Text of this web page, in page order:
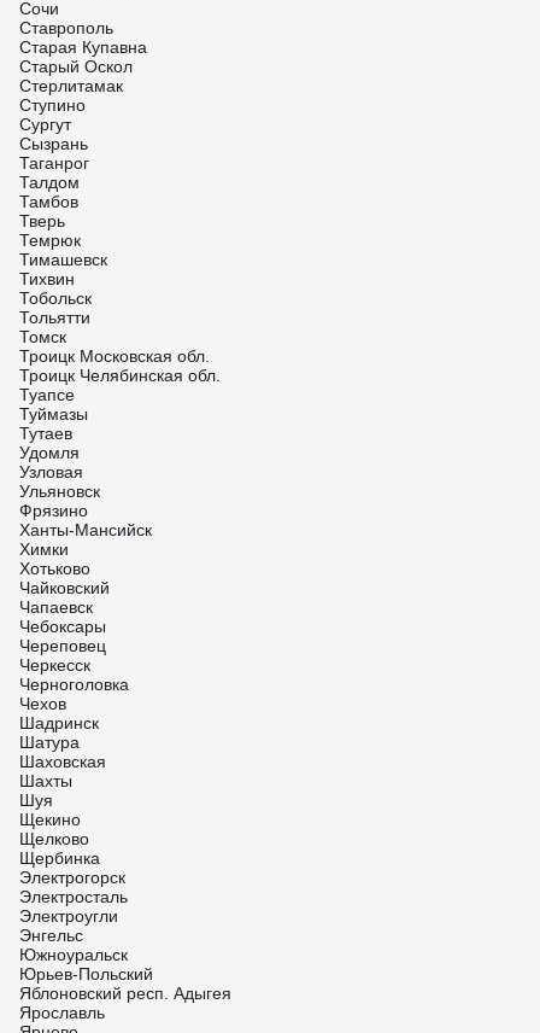
Сочи
Ставрополь
Старая Купавна
Старый Оскол
Стерлитамак
Ступино
Сургут
Сызрань
Таганрог
Талдом
Тамбов
Тверь
Темрюк
Тимашевск
Тихвин
Тобольск
Тольятти
Томск
Троицк Московская обл.
Троицк Челябинская обл.
Туапсе
Туймазы
Тутаев
Удомля
Узловая
Ульяновск
Фрязино
Ханты-Мансийск
Химки
Хотьково
Чайковский
Чапаевск
Чебоксары
Череповец
Черкесск
Черноголовка
Чехов
Шадринск
Шатура
Шаховская
Шахты
Шуя
Щекино
Щелково
Щербинка
Электрогорск
Электросталь
Электроугли
Энгельс
Южноуральск
Юрьев-Польский
Яблоновский респ. Адыгея
Ярославль